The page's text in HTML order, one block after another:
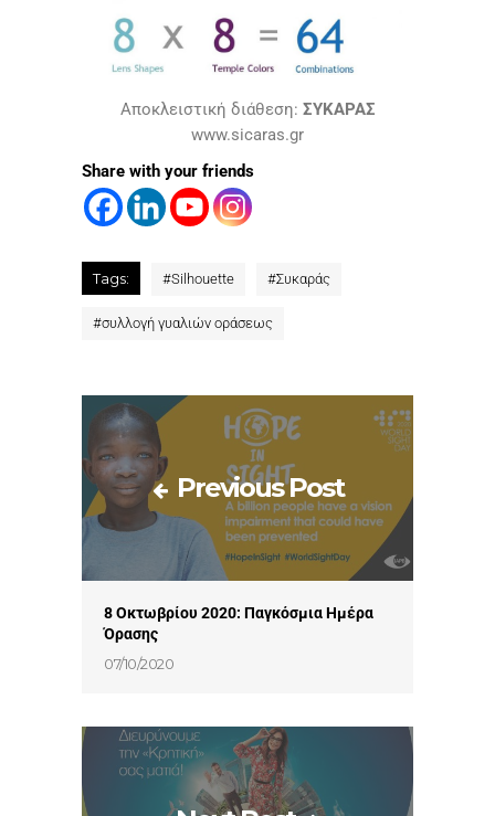
Aποκλειστική διάθεση: ΣΥΚΑΡΑΣ
www.sicaras.gr
Share with your friends
Tags: #Silhouette #Συκαράς
#συλλογή γυαλιών οράσεως
Previous Post
8 Οκτωβρίου 2020: Παγκόσμια Ημέρα
Όρασης
07/10/2020